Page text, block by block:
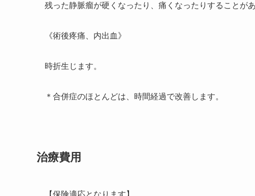
残った静脈瘤が硬くなったり、痛くなったりすることがあ
《術後疼痛、内出血》
時折生じます。
＊合併症のほとんどは、時間経過で改善します。
治療費用